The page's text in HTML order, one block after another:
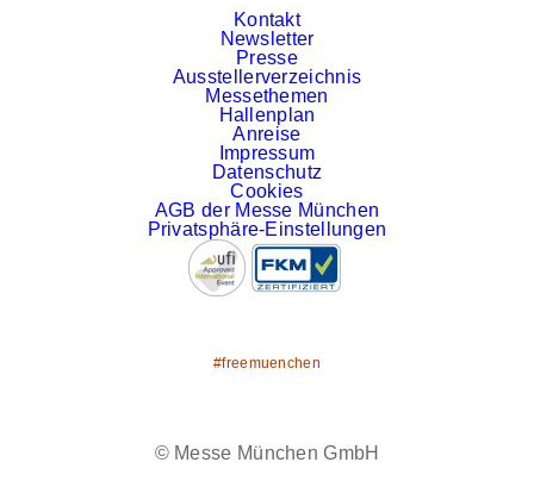
Kontakt
Newsletter
Presse
Ausstellerverzeichnis
Messethemen
Hallenplan
Anreise
Impressum
Datenschutz
Cookies
AGB der Messe München
Privatsphäre-Einstellungen
#freemuenchen
© Messe München GmbH